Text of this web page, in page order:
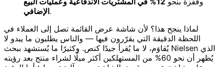
الإضافي.
لماذا ينجح هذا؟ لأن شاشة عرض القائمة تصل إلى العملاء في
اللحظة الدقيقة التي يقرّرون فيها — والناس يطلبون ما يبدو لا
يُقاوَم، لا ما يُقرأ جيدًا كنص. وكثيرًا ما يُستشهد ببحث Nielsen الذي
يُظهر أن نحو 60% من المستهلكين أكثر ميلًا لشراء منتج بعد رؤيته